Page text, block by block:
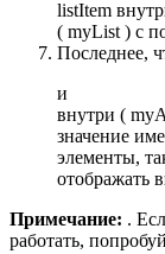
listItem
( myList ) с
Последнее,
и
внутри (
значение
элементы,
отображать
Примечание: .
работать,